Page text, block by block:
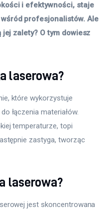
i efektywności, staje
profesjonalistów. Ale
jej zalety? O tym dowiesz
laserowa?
które wykorzystuje
łączenia materiałów.
temperaturze, topi
zastyga, tworząc
laserowa?
jest skoncentrowana